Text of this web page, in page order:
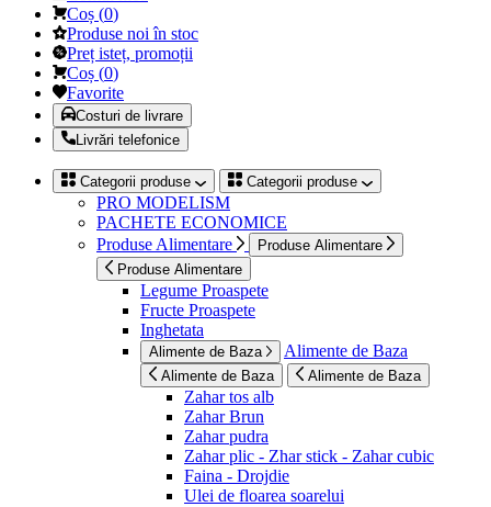
Coș (0)
Produse noi în stoc
Preț isteț, promoții
Coș (0)
Favorite
Costuri de livrare
Livrări telefonice
Categorii produse Categorii produse
PRO MODELISM
PACHETE ECONOMICE
Produse Alimentare
Produse Alimentare
Produse Alimentare
Legume Proaspete
Fructe Proaspete
Inghetata
Alimente de Baza Alimente de Baza
Alimente de Baza Alimente de Baza
Zahar tos alb
Zahar Brun
Zahar pudra
Zahar plic - Zhar stick - Zahar cubic
Faina - Drojdie
Ulei de floarea soarelui